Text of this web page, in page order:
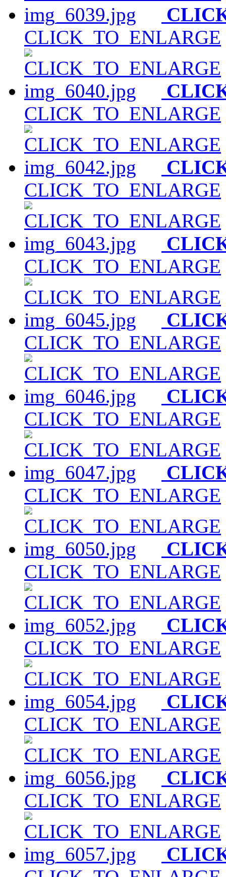
CLICK_TO_ENLARGE
CLICK_TO_ENLARGE
CLICK_TO_ENLARGE
CLICK_TO_ENLARGE
CLICK_TO_ENLARGE
CLICK_TO_ENLARGE
CLICK_TO_ENLARGE
CLICK_TO_ENLARGE
CLICK_TO_ENLARGE
CLICK_TO_ENLARGE
CLICK_TO_ENLARGE